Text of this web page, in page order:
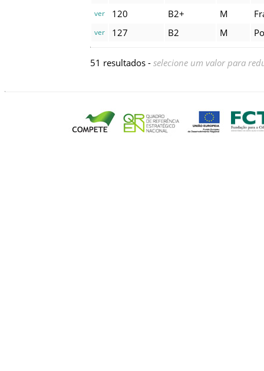
ver 120 B2+ M
ver 127 B2 M
51 resultados - selecione um valor para